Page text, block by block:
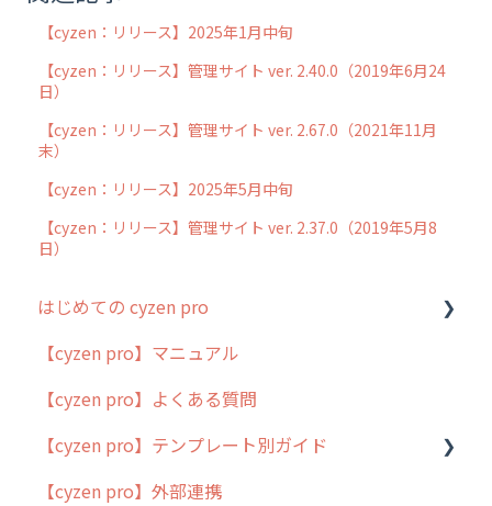
【cyzen：リリース】2025年1月中旬
【cyzen：リリース】管理サイト ver. 2.40.0（2019年6月24
日）
【cyzen：リリース】管理サイト ver. 2.67.0（2021年11月
末）
【cyzen：リリース】2025年5月中旬
【cyzen：リリース】管理サイト ver. 2.37.0（2019年5月8
日）
はじめての cyzen pro
cyzen pro とは？
簡易マニュアル
cyzen proの位置情報取得について
用語集
【cyzen pro】マニュアル
【cyzen pro】よくある質問
【cyzen pro】テンプレート別ガイド
ポスティング
【cyzen pro】外部連携